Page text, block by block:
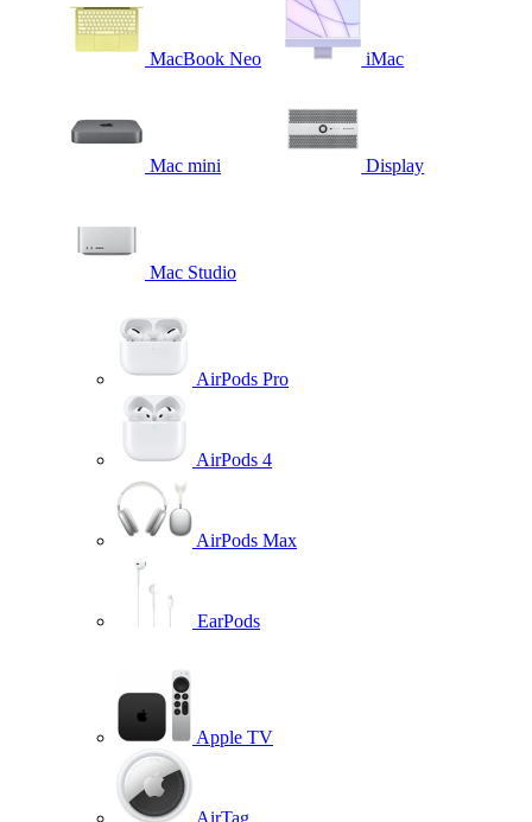
MacBook Neo iMac
Mac mini Display
Mac Studio
AirPods Pro
AirPods 4
AirPods Max
EarPods
Apple TV